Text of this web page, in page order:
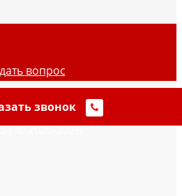
вопрос
звонок
© 2020-2026